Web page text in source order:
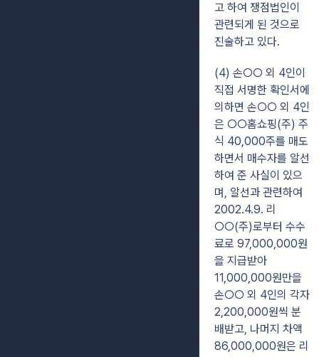
고 하여 쟁점법인이
관련되게 된 것으로
진술하고 있다.
(4) 손○○ 외 4인이
직접 서명한 확인서에
의하면 손○○ 외 4인
은 ○○홈쇼핑(주) 주
식 40,000주를 매도
하면서 매수자를 알선
하여 준 사실이 있으
며, 알선과 관련하여
2002.4.9. 리
○○(주)로부터 수수
료로 97,000,000원
을 지급받아
11,000,000원만을
손○○ 외 4인의 각자
2,200,000원씩 분
배받고, 나머지 차액
86,000,000원은 리